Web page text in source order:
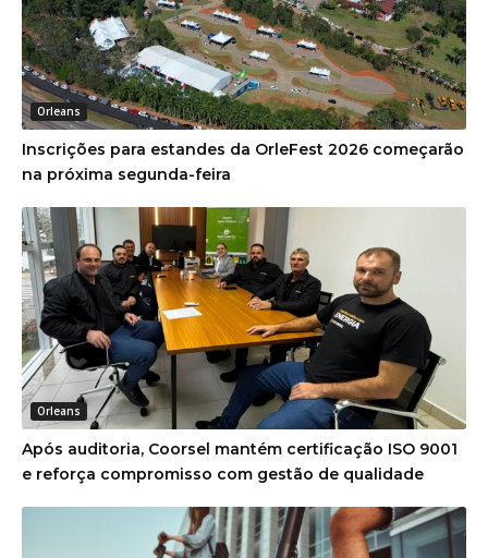
Orleans
Inscrições para estandes da OrleFest 2026 começarão
na próxima segunda-feira
Orleans
Após auditoria, Coorsel mantém certificação ISO 9001
e reforça compromisso com gestão de qualidade